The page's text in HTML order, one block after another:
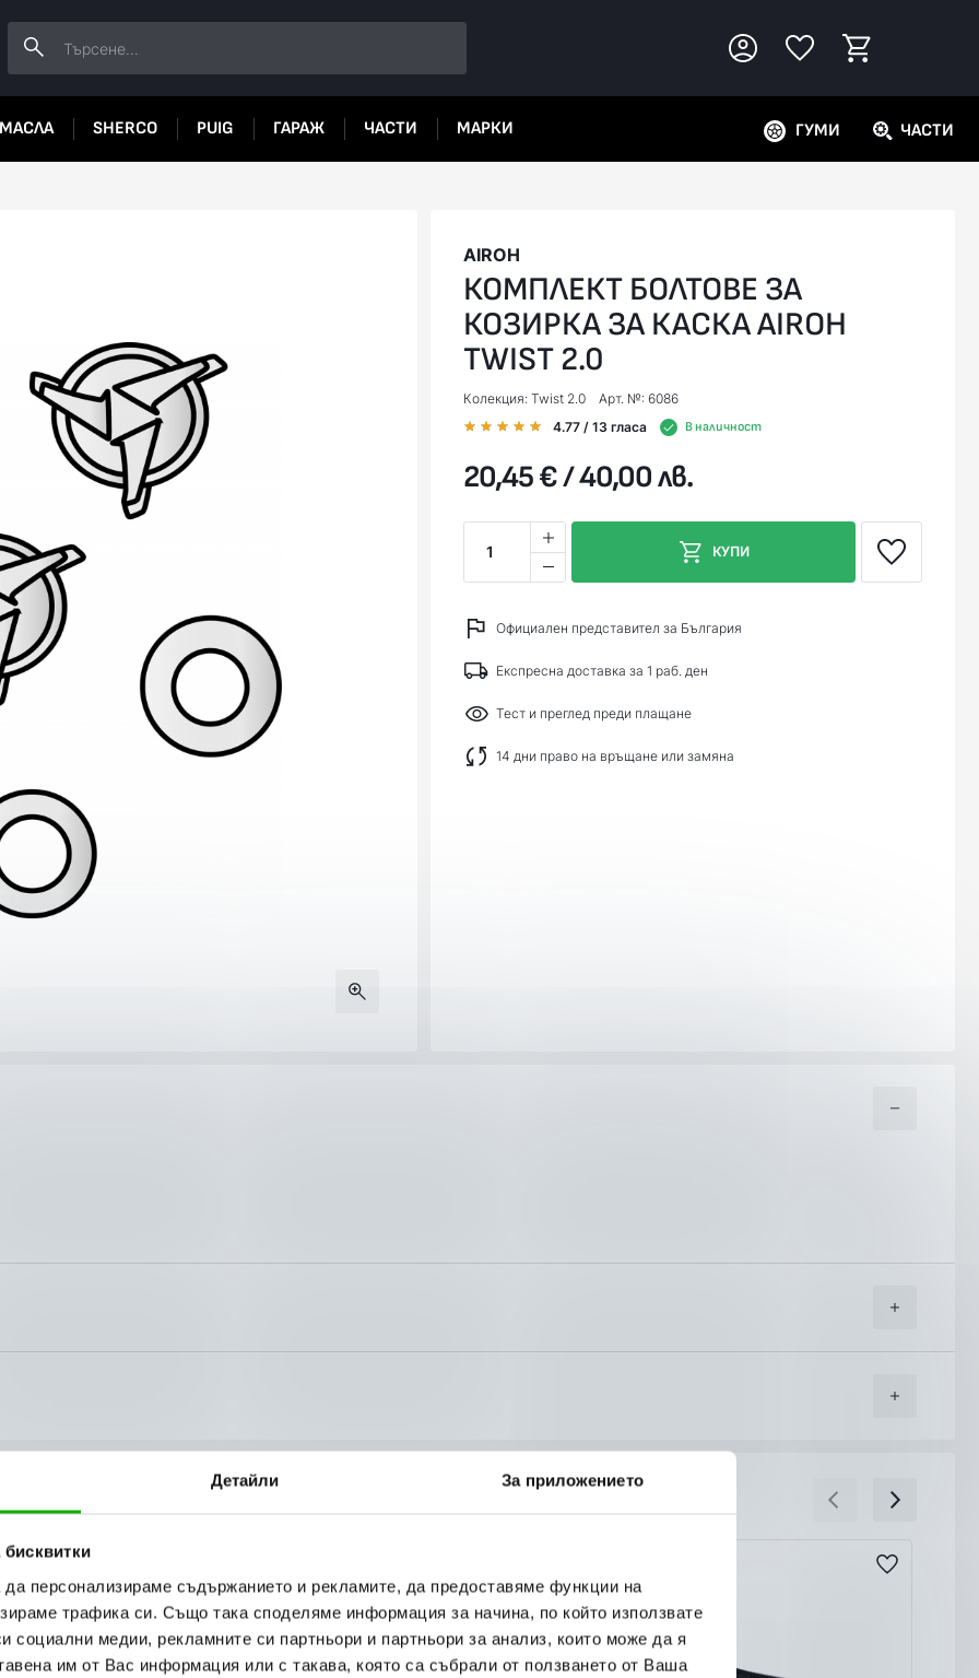
Детайли За приложението
да персонализираме съдържанието и рекламите, да предоставяме функции на
трафика си. Също така споделяме информация за начина, по който използвате
социални медии, рекламните си партньори и партньори за анализ, които може да я
им от Вас информация или с такава, която са събрали от ползването от Ваша
МАСЛА SHERCO PUIG ГАРАЖ ЧАСТИ МАРКИ ГУМИ ЧАСТИ
AIROH
КОМПЛЕКТ БОЛТОВЕ ЗА
КОЗИРКА ЗА КАСКА AIROH
TWIST 2.0
Колекция: Twist 2.0
Арт. №: 6086
4.77 / 13 гласа В наличност
20,45 € / 40,00 лв.
1 КУПИ
Официален представител за България
Експресна доставка за 1 раб. ден
Тест и преглед преди плащане
14 дни право на връщане или замяна
поръчвате до ваш адрес или до офис на Еконт.
пристига с опция “Преглед и тест”, без значение на каква стойност и от колко артикула се състои тя. Това Ви дава
в момента на получаването му. В случай, че не Ви стане или не го харесате, можете да го откажете веднага
на ПОС терминал при получаване на пратката (наложен платеж),или предварително на сайта ни с Вашата банкова
С НАС СПОРЕД УДОБНИЯ ЗА ВАС НАЧИН! НИЕ ЩЕ ОТГОВОРИМ НА ВСИЧКИ ВАШИ ВЪПРОСИ!